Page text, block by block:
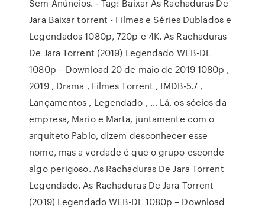
Sem Anúncios. - Tag: Baixar As Rachaduras De
Jara Baixar torrent - Filmes e Séries Dublados e
Legendados 1080p, 720p e 4K. As Rachaduras
De Jara Torrent (2019) Legendado WEB-DL
1080p – Download 20 de maio de 2019 1080p ,
2019 , Drama , Filmes Torrent , IMDB-5.7 ,
Lançamentos , Legendado , … Lá, os sócios da
empresa, Mario e Marta, juntamente com o
arquiteto Pablo, dizem desconhecer esse
nome, mas a verdade é que o grupo esconde
algo perigoso. As Rachaduras De Jara Torrent
Legendado. As Rachaduras De Jara Torrent
(2019) Legendado WEB-DL 1080p – Download